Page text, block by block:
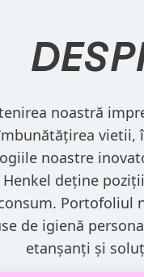
noastră
vietii,
noastre
deține
Portofoliul
de igienă
etanșanți și